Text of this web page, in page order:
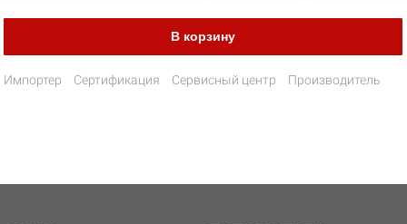
Импортер Сертификация Сервисный центр Производитель